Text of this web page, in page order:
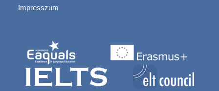
Impresszum